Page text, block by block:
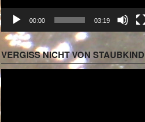
00:00 03:19
VERGISS NICHT VON STAUBKIND
Video-
Player